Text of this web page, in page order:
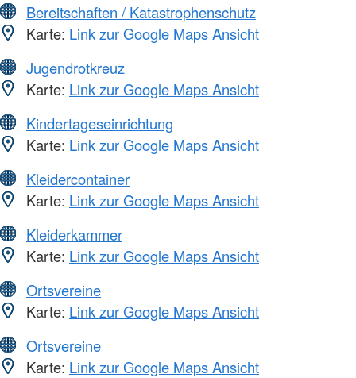
Bereitschaften / Katastrophenschutz
Karte: Link zur Google Maps Ansicht
Jugendrotkreuz
Karte: Link zur Google Maps Ansicht
Kindertageseinrichtung
Karte: Link zur Google Maps Ansicht
Kleidercontainer
Karte: Link zur Google Maps Ansicht
Kleiderkammer
Karte: Link zur Google Maps Ansicht
Ortsvereine
Karte: Link zur Google Maps Ansicht
Ortsvereine
Karte: Link zur Google Maps Ansicht